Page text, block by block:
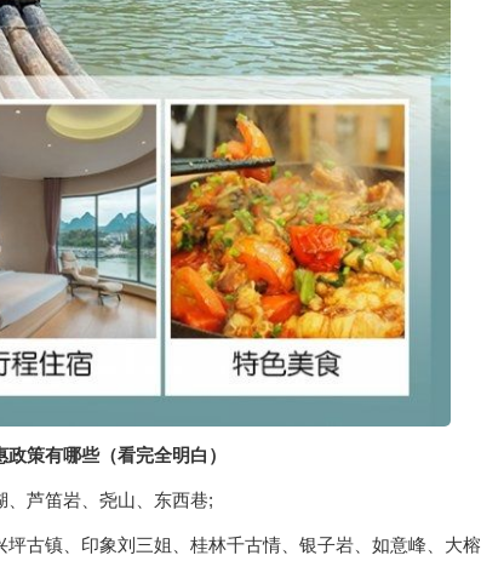
策有哪些（看完全明白）
芦笛岩、尧山、东西巷;
古镇、印象刘三姐、桂林千古情、银子岩、如意峰、大榕